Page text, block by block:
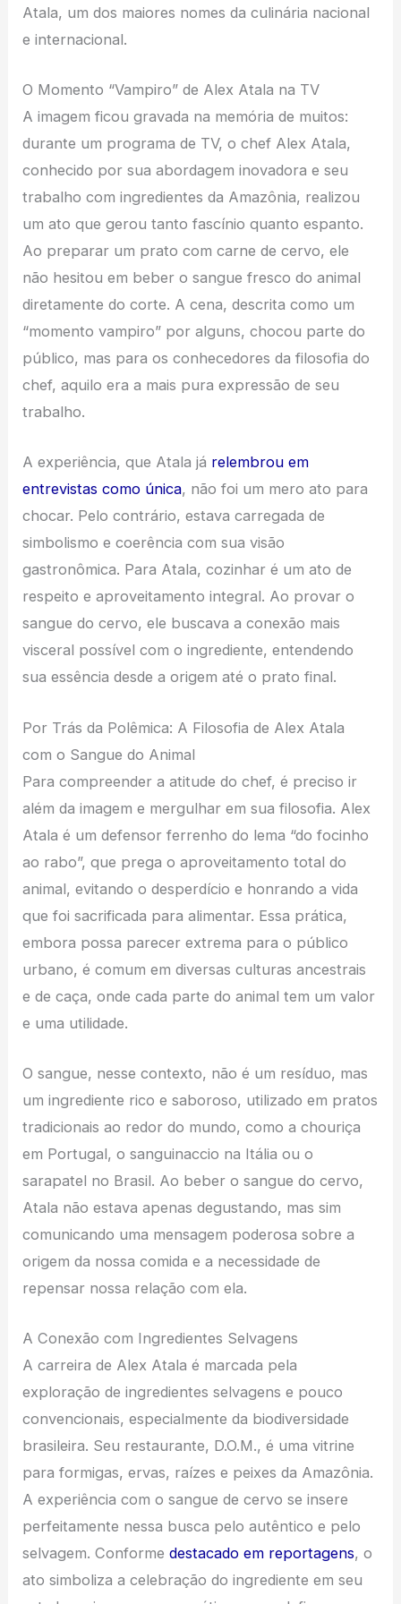
Atala, um dos maiores nomes da culinária nacional
e internacional.
O Momento “Vampiro” de Alex Atala na TV
A imagem ficou gravada na memória de muitos:
durante um programa de TV, o chef Alex Atala,
conhecido por sua abordagem inovadora e seu
trabalho com ingredientes da Amazônia, realizou
um ato que gerou tanto fascínio quanto espanto.
Ao preparar um prato com carne de cervo, ele
não hesitou em beber o sangue fresco do animal
diretamente do corte. A cena, descrita como um
“momento vampiro” por alguns, chocou parte do
público, mas para os conhecedores da filosofia do
chef, aquilo era a mais pura expressão de seu
trabalho.
A experiência, que Atala já relembrou em
entrevistas como única, não foi um mero ato para
chocar. Pelo contrário, estava carregada de
simbolismo e coerência com sua visão
gastronômica. Para Atala, cozinhar é um ato de
respeito e aproveitamento integral. Ao provar o
sangue do cervo, ele buscava a conexão mais
visceral possível com o ingrediente, entendendo
sua essência desde a origem até o prato final.
Por Trás da Polêmica: A Filosofia de Alex Atala
com o Sangue do Animal
Para compreender a atitude do chef, é preciso ir
além da imagem e mergulhar em sua filosofia. Alex
Atala é um defensor ferrenho do lema “do focinho
ao rabo”, que prega o aproveitamento total do
animal, evitando o desperdício e honrando a vida
que foi sacrificada para alimentar. Essa prática,
embora possa parecer extrema para o público
urbano, é comum em diversas culturas ancestrais
e de caça, onde cada parte do animal tem um valor
e uma utilidade.
O sangue, nesse contexto, não é um resíduo, mas
um ingrediente rico e saboroso, utilizado em pratos
tradicionais ao redor do mundo, como a chouriça
em Portugal, o sanguinaccio na Itália ou o
sarapatel no Brasil. Ao beber o sangue do cervo,
Atala não estava apenas degustando, mas sim
comunicando uma mensagem poderosa sobre a
origem da nossa comida e a necessidade de
repensar nossa relação com ela.
A Conexão com Ingredientes Selvagens
A carreira de Alex Atala é marcada pela
exploração de ingredientes selvagens e pouco
convencionais, especialmente da biodiversidade
brasileira. Seu restaurante, D.O.M., é uma vitrine
para formigas, ervas, raízes e peixes da Amazônia.
A experiência com o sangue de cervo se insere
perfeitamente nessa busca pelo autêntico e pelo
selvagem. Conformedestacado em reportagens, o
ato simboliza a celebração do ingrediente em seu